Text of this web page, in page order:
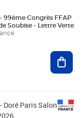
99ème Congrès FFAP
Soubise - Lettre Verte